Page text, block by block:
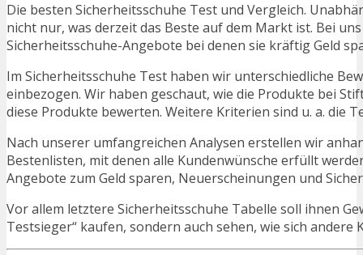
Die besten Sicherheitsschuhe Test und Vergleich.
nicht nur, was derzeit das Beste auf dem Markt ist. Bei
Sicherheitsschuhe-Angebote bei denen sie kräftig Geld
Im Sicherheitsschuhe Test haben wir unterschiedliche
einbezogen. Wir haben geschaut, wie die Produkte bei
diese Produkte bewerten. Weitere Kriterien sind u. a. die
Nach unserer umfangreichen Analysen erstellen wir
Bestenlisten, mit denen alle Kundenwünsche erfüllt
Angebote zum Geld sparen, Neuerscheinungen und
Vor allem letztere Sicherheitsschuhe Tabelle soll ihnen
Testsieger“ kaufen, sondern auch sehen, wie sich